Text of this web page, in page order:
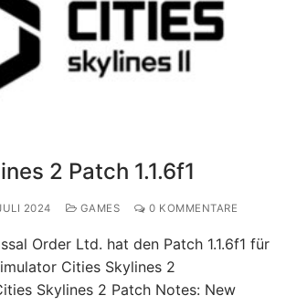
2 Patch 1.1.6f1
2024 GAMES 0 KOMMENTARE
Order Ltd. hat den Patch 1.1.6f1 für
Cities Skylines 2
Skylines 2 Patch Notes: New